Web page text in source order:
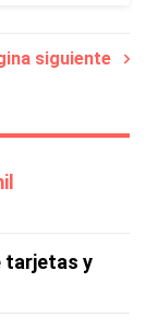
siguiente
tarjetas y